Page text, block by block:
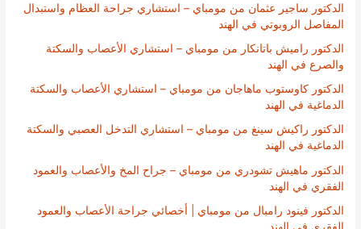
الدكتور ساجير عثمان من مومباي – استشاري جراحة العظام واستبدال
المفاصل الروبوتي في الهند
الدكتور راميش باتانكار من مومباي – استشاري الأعصاب والسكتة
والصرع في الهند
الدكتور كاوستوب ماهاجان من مومباي – استشاري الأعصاب والسكتة
الدماغية في الهند
الدكتور راكيش سينغ من مومباي – استشاري التدخل العصبي والسكتة
الدماغية في الهند
الدكتور ماهيش تشودري من مومباي – جراح المخ والأعصاب والعمود
الفقري في الهند
الدكتور فينود رامبال من مومباي | أخصائي جراحة الأعصاب والعمود